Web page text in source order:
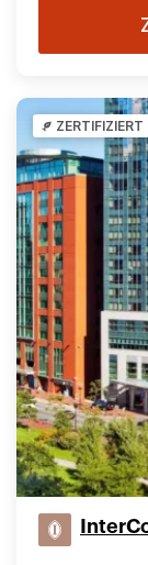
ZERTIFIZIERT